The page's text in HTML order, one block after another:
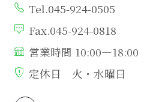
Tel.045-924-0505
Fax.045-924-0818
営業時間 10:00―18:00
定休日 火・水曜日